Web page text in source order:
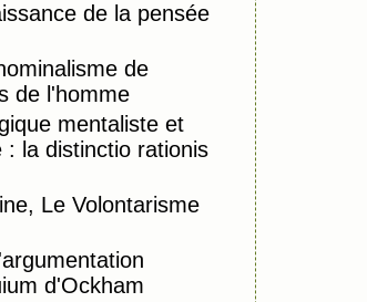
de la pensée
de
de l'homme
mentaliste et
: la distinctio rationis
Le Volontarisme
d'Ockham